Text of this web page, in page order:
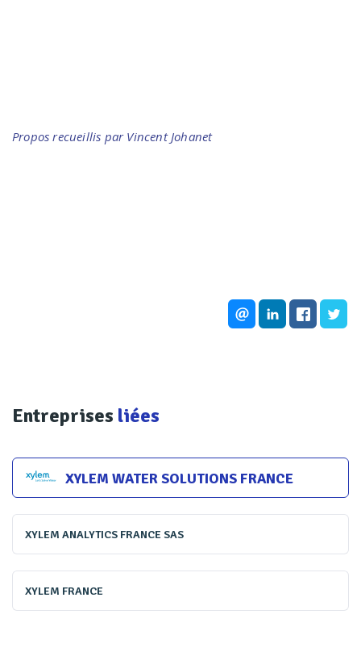
Propos recueillis par Vincent Johanet
Entreprises liées
XYLEM WATER SOLUTIONS FRANCE
XYLEM ANALYTICS FRANCE SAS
XYLEM FRANCE